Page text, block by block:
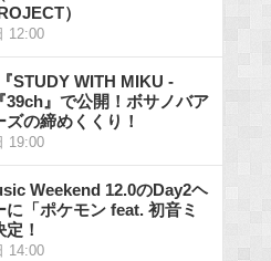
）
12:00
STUDY WITH MIKU -
39ch』で公開！ボサノバア
ズの締めくくり！
19:00
Weekend 12.0のDay2ヘ
に「ポケモン feat. 初音ミ
！
14:00